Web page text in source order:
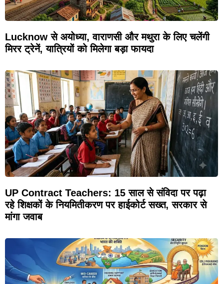
Lucknow से अयोध्या, वाराणसी और मथुरा के लिए चलेंगी
मिरर ट्रेनें, यात्रियों को मिलेगा बड़ा फायदा
UP Contract Teachers: 15 साल से संविदा पर पढ़ा
रहे शिक्षकों के नियमितीकरण पर हाईकोर्ट सख्त, सरकार से
मांगा जवाब